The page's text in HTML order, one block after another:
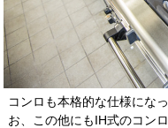
コンロも本格的な仕様にな
お、この他にもIH式のコン